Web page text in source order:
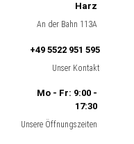
Harz
An der Bahn 113A
+49 5522 951 595
Unser Kontakt
Mo - Fr: 9:00 -
17:30
Unsere Öffnungszeiten